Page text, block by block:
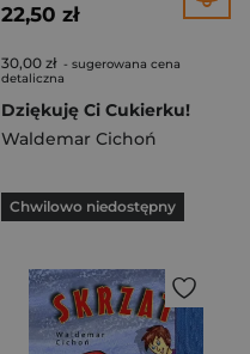
22,50 zł
30,00 zł - sugerowana cena
detaliczna
Dziękuję Ci Cukierku!
Waldemar Cichoń
Chwilowo niedostępny